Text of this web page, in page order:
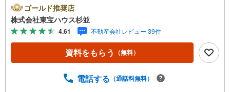
ー」のご提案。・ 未来に起こるであろうご自宅リフォーム
をオンライン上でご提案「ミラカレクラブ」。・ 不動産売
却時、ご自宅を綺麗にかつ瀟洒にさせるCG加工ホームステ
イジングサービス。・ 購入者様へ、税理士による確定申告
の無料セミナーをご招待いたします。◆ご予約に際して◆
日時のご希望をお伝えください。（もちろん当日でも対応
が必要な場合がございますのでご容赦ください。事前にご
ゴールド推奨店
株式会社東宝ハウス杉並
4.61 不動産会社レビュー 39件
資料をもらう （無料）
電話する （通話料無料）